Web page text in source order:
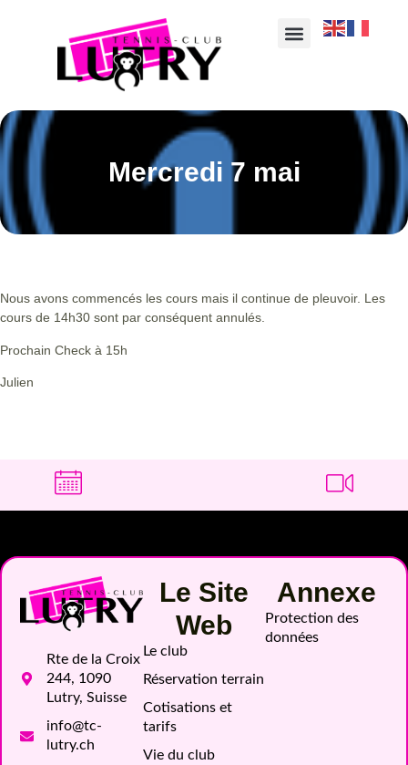
Mercredi 7 mai
Nous avons commencés les cours mais il continue de pleuvoir. Les
cours de 14h30 sont par conséquent annulés.
Prochain Check à 15h
Julien
Rte de la Croix
244, 1090
Lutry, Suisse
info@tc-
lutry.ch
Le Site
Web
Le club
Réservation terrain
Cotisations et
tarifs
Vie du club
Annexe
Protection des
données